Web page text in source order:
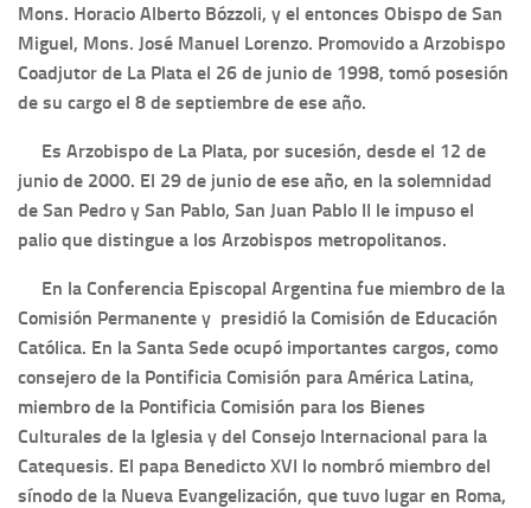
Mons. Horacio Alberto Bózzoli, y el entonces Obispo de San
Miguel, Mons. José Manuel Lorenzo. Promovido a Arzobispo
Coadjutor de La Plata el 26 de junio de 1998, tomó posesión
de su cargo el 8 de septiembre de ese año.
Es Arzobispo de La Plata, por sucesión, desde el 12 de
junio de 2000. El 29 de junio de ese año, en la solemnidad
de San Pedro y San Pablo, San Juan Pablo II le impuso el
palio que distingue a los Arzobispos metropolitanos.
En la Conferencia Episcopal Argentina fue miembro de la
Comisión Permanente y presidió la Comisión de Educación
Católica. En la Santa Sede ocupó importantes cargos, como
consejero de la Pontificia Comisión para América Latina,
miembro de la Pontificia Comisión para los Bienes
Culturales de la Iglesia y del Consejo Internacional para la
Catequesis. El papa Benedicto XVI lo nombró miembro del
sínodo de la Nueva Evangelización, que tuvo lugar en Roma,